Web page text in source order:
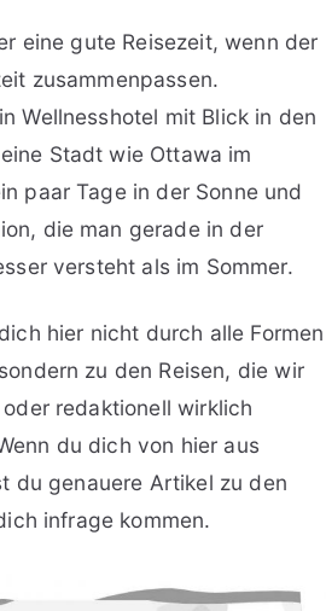
eine gute Reisezeit, wenn der
zusammenpassen.
Wellnesshotel mit Blick in den
Stadt wie Ottawa im
paar Tage in der Sonne und
die man gerade in der
versteht als im Sommer.
hier nicht durch alle Formen
zu den Reisen, die wir
redaktionell wirklich
du dich von hier aus
du genauere Artikel zu den
infrage kommen.